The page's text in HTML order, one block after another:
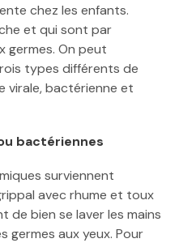
chez les enfants.
et qui sont par
germes. On peut
types différents de
virale, bactérienne et
bactériennes
surviennent
avec rhume et toux
de bien se laver les mains
aux yeux. Pour